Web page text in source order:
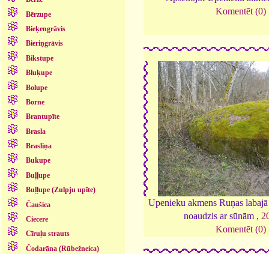
Bērzupe
Bieķengrāvis
Bieriņgrāvis
Bikstupe
Bluķupe
Bolupe
Borne
Brantupīte
Brasla
Brasliņa
Bukupe
Buļļupe
Buļļupe (Zulpju upīte)
Čaušica
Ciecere
Cīruļu strauts
Čodarāna (Rūbežneica)
Komentēt (0)
Upenieku akmens Ruņas
noaudzis ar sūnām ,
Komentēt (0)